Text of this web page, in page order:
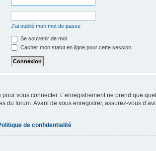
J’ai oublié mon mot de passe
Se souvenir de moi
Cacher mon statut en ligne pour cette session
vous connecter. L’enregistrement ne prend que
du forum. Avant de vous enregistrer, assurez-vous
de confidentialité